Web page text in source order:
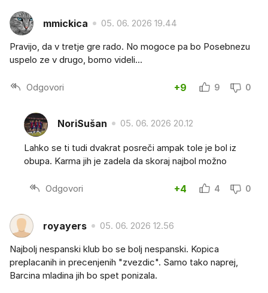
mmickica 05. 06. 2026 19.44
Pravijo, da v tretje gre rado. No mogoce pa bo Posebnezu
uspelo ze v drugo, bomo videli...
Odgovori +9 9 0
NoriSušan 05. 06. 2026 20.12
Lahko se ti tudi dvakrat posreči ampak tole je bol iz
obupa. Karma jih je zadela da skoraj najbol možno
Odgovori +4 4 0
royayers 05. 06. 2026 12.56
Najbolj nespanski klub bo se bolj nespanski. Kopica
preplacanih in precenjenih "zvezdic". Samo tako naprej,
Barcina mladina jih bo spet ponizala.